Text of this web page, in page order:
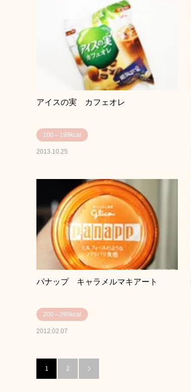
アイスの実 カフェオレ
100～199kcal
2013.10.25
パナップ キャラメルマキアート
200～299kcal
2012.02.07
1 2 